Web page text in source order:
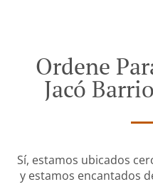
Ordene
Jacó
Sí, estamos ubicados
y estamos encantados